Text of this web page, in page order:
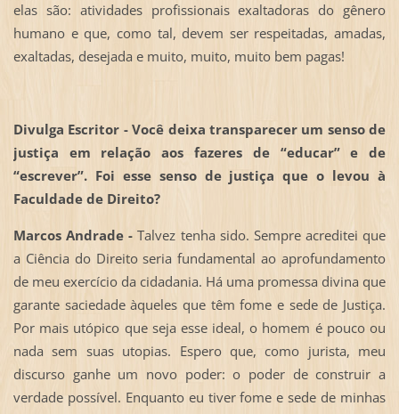
elas são: atividades profissionais exaltadoras do gênero
humano e que, como tal, devem ser respeitadas, amadas,
exaltadas, desejada e muito, muito, muito bem pagas!
Divulga Escritor - Você deixa transparecer um senso de
justiça em relação aos fazeres de “educar” e de
“escrever”. Foi esse senso de justiça que o levou à
Faculdade de Direito?
Marcos Andrade -Talvez tenha sido. Sempre acreditei que
a Ciência do Direito seria fundamental ao aprofundamento
de meu exercício da cidadania. Há uma promessa divina que
garante saciedade àqueles que têm fome e sede de Justiça.
Por mais utópico que seja esse ideal, o homem é pouco ou
nada sem suas utopias. Espero que, como jurista, meu
discurso ganhe um novo poder: o poder de construir a
verdade possível. Enquanto eu tiver fome e sede de minhas